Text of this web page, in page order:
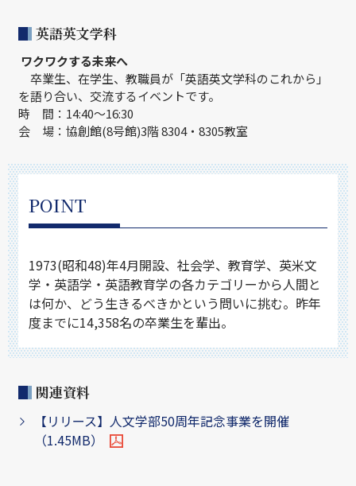
英語英文学科
ワクワクする未来へ
卒業生、在学生、教職員が「英語英文学科のこれから」
を語り合い、交流するイベントです。
時 間：14:40～16:30
会 場：協創館(8号館)3階 8304・8305教室
POINT
1973(昭和48)年4月開設、社会学、教育学、英米文
学・英語学・英語教育学の各カテゴリーから人間と
は何か、どう生きるべきかという問いに挑む。昨年
度までに14,358名の卒業生を輩出。
関連資料
【リリース】人文学部50周年記念事業を開催
（1.45MB）